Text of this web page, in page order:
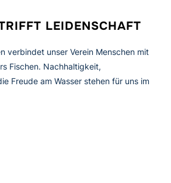
LEIDENSCHAFT
verbindet unser Verein Menschen mit
Fischen. Nachhaltigkeit,
Freude am Wasser stehen für uns im